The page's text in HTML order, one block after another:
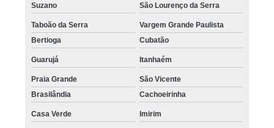
Suzano São Lourenço da Serra
Taboão da Serra
Vargem Grande Paulista
Bertioga
Cubatão
Guarujá Itanhaém
Praia Grande
São Vicente
Brasilândia
Cachoeirinha
Casa Verde Imirim